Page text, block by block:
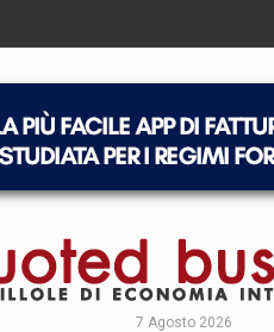
7 Agosto 2026